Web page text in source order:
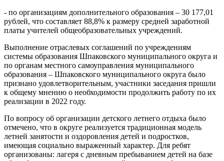
- по организациям дополнительного образования – 30 177,01
рублей, что составляет 88,8% к размеру средней заработной
платы учителей общеобразовательных учреждений.
Выполнение отраслевых соглашений по учреждениям
системы образования Шпаковского муниципального округа и
по органам местного самоуправления муниципального
образования – Шпаковского муниципального округа было
признано удовлетворительным, участники заседания пришли
к общему мнению о необходимости продолжить работу по их
реализации в 2022 году.
По вопросу об организации детского летнего отдыха было
отмечено, что в округе реализуется традиционная модель
летней занятости и оздоровления детей и подростков,
имеющая социально выраженный характер. Для ребят
организованы: лагеря с дневным пребыванием детей на базе